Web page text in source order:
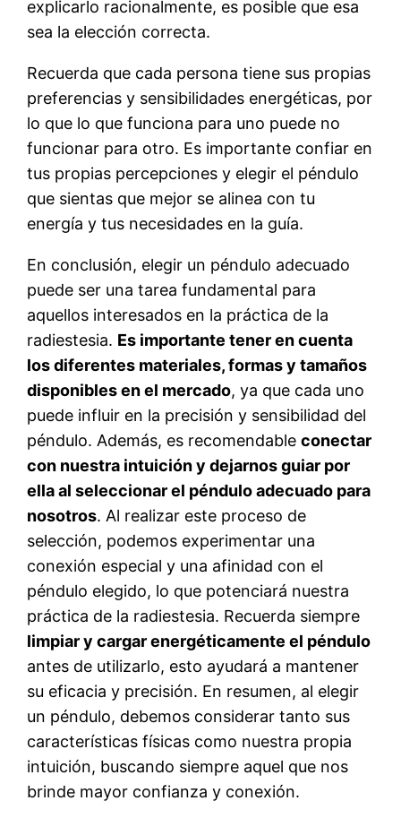
explicarlo racionalmente, es posible que esa
sea la elección correcta.
Recuerda que cada persona tiene sus propias
preferencias y sensibilidades energéticas, por
lo que lo que funciona para uno puede no
funcionar para otro. Es importante confiar en
tus propias percepciones y elegir el péndulo
que sientas que mejor se alinea con tu
energía y tus necesidades en la guía.
En conclusión, elegir un péndulo adecuado
puede ser una tarea fundamental para
aquellos interesados en la práctica de la
radiestesia. Es importante tener en cuenta
los diferentes materiales, formas y tamaños
disponibles en el mercado, ya que cada uno
puede influir en la precisión y sensibilidad del
péndulo. Además, es recomendableconectar
con nuestra intuición y dejarnos guiar por
ella al seleccionar el péndulo adecuado para
nosotros. Al realizar este proceso de
selección, podemos experimentar una
conexión especial y una afinidad con el
péndulo elegido, lo que potenciará nuestra
práctica de la radiestesia. Recuerda siempre
limpiar y cargar energéticamente el péndulo
antes de utilizarlo, esto ayudará a mantener
su eficacia y precisión. En resumen, al elegir
un péndulo, debemos considerar tanto sus
características físicas como nuestra propia
intuición, buscando siempre aquel que nos
brinde mayor confianza y conexión.